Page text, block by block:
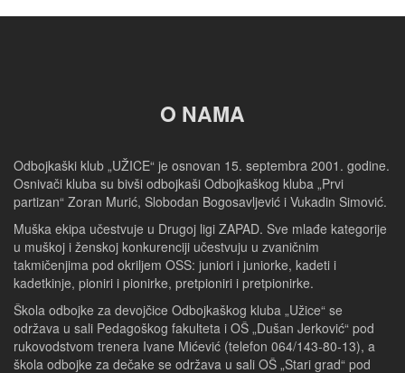
O NAMA
Odbojkaški klub „UŽICE“ je osnovan 15. septembra 2001. godine.
Osnivači kluba su bivši odbojkaši Odbojkaškog kluba „Prvi
partizan“ Zoran Murić, Slobodan Bogosavljević i Vukadin Simović.
Muška ekipa učestvuje u Drugoj ligi ZAPAD. Sve mlađe kategorije
u muškoj i ženskoj konkurenciji učestvuju u zvaničnim
takmičenjima pod okriljem OSS: juniori i juniorke, kadeti i
kadetkinje, pioniri i pionirke, pretpioniri i pretpionirke.
Škola odbojke za devojčice Odbojkaškog kluba „Užice“ se
održava u sali Pedagoškog fakulteta i OŠ „Dušan Jerković“ pod
rukovodstvom trenera Ivane Mićević (telefon 064/143-80-13), a
škola odbojke za dečake se održava u sali OŠ „Stari grad“ pod